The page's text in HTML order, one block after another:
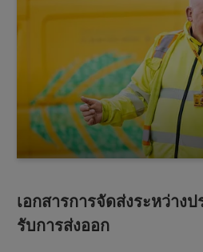
เอกสารการจัดส่งระหว่าง
รับการส่งออก